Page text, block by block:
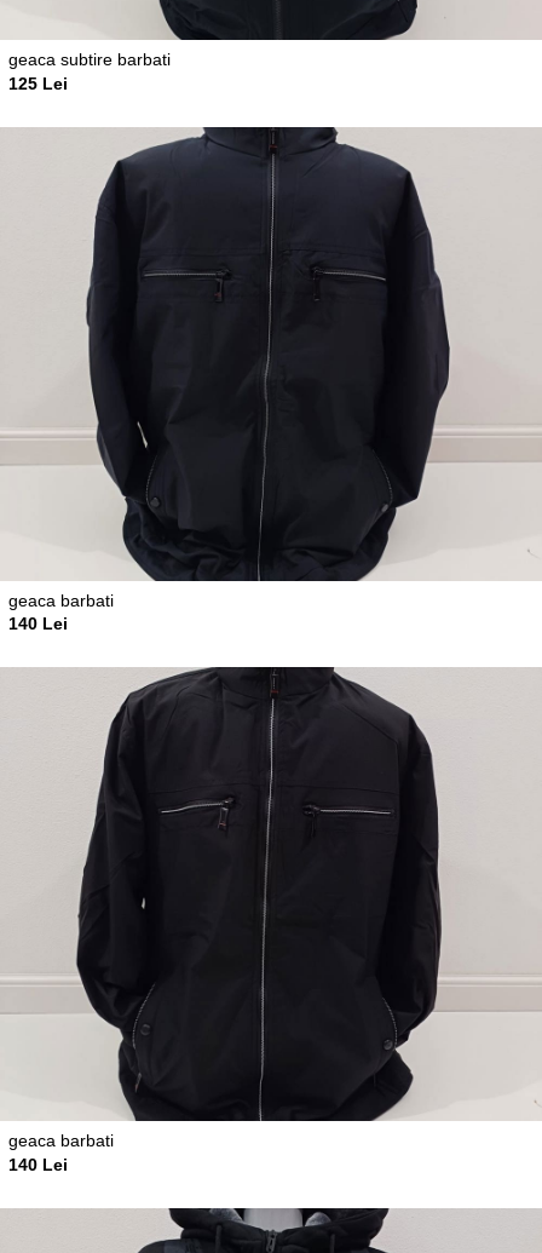
geaca subtire barbati
125 Lei
geaca barbati
140 Lei
geaca barbati
140 Lei